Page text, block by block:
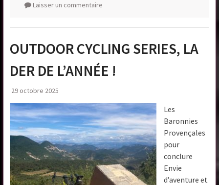
Laisser un commentaire
OUTDOOR CYCLING SERIES, LA
DER DE L’ANNÉE !
29 octobre 2025
Les
Baronnies
Provençales
pour
conclure
Envie
d’aventure et